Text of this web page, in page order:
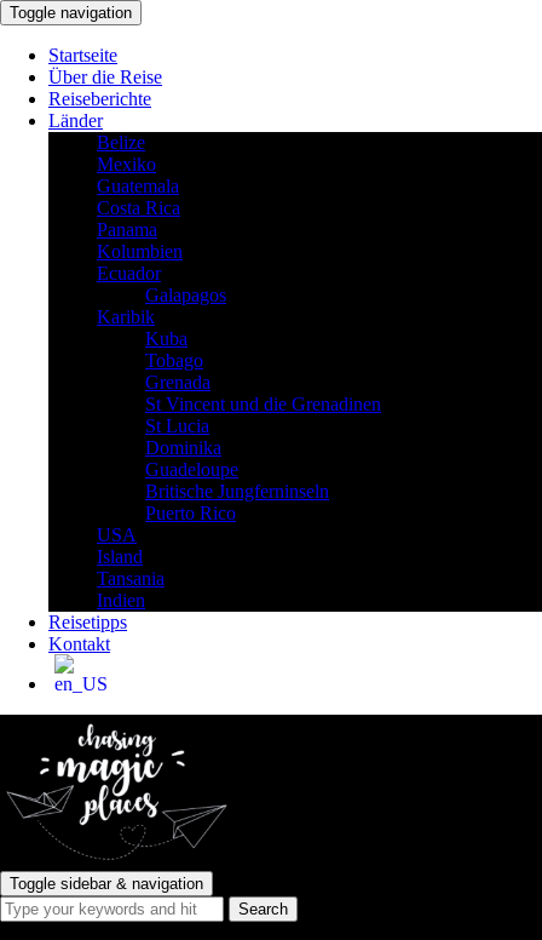
Toggle navigation
Startseite
Über die Reise
Reiseberichte
Länder
Belize
Mexiko
Guatemala
Costa Rica
Panama
Kolumbien
Ecuador
Galapagos
Karibik
Kuba
Tobago
Grenada
St Vincent und die Grenadinen
St Lucia
Dominika
Guadeloupe
Britische Jungferninseln
Puerto Rico
USA
Island
Tansania
Indien
Reisetipps
Kontakt
Toggle sidebar & navigation